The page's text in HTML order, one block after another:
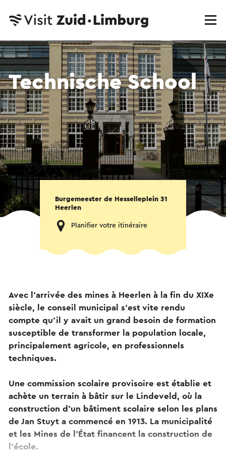
Technische School
Burgemeester de Hesselleplein 31
Heerlen
Planifier votre itinéraire
Avec l'arrivée des mines à Heerlen à la fin du XIXe
siècle, le conseil municipal s'est vite rendu
compte qu'il y avait un grand besoin de formation
susceptible de transformer la population locale,
principalement agricole, en professionnels
techniques.
Une commission scolaire provisoire est établie et
achète un terrain à bâtir sur le Lindeveld, où la
construction d'un bâtiment scolaire selon les plans
de Jan Stuyt a commencé en 1913. La municipalité
et les Mines de l'État financent la construction de
l'école.